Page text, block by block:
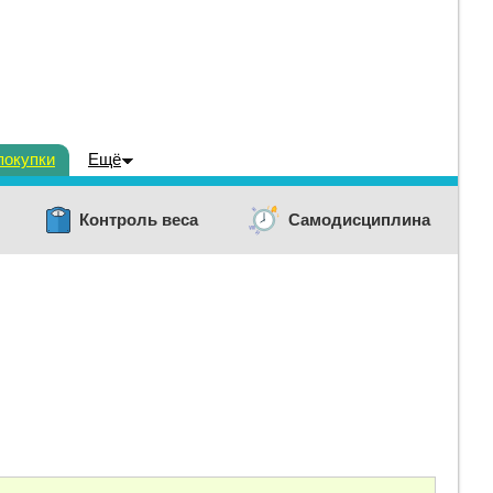
Ещё
Контроль веса Самодисциплина